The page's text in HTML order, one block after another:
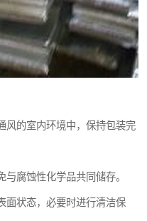
风的室内环境中，保持包装完
腐蚀性化学品共同储存。
面状态，必要时进行清洁保